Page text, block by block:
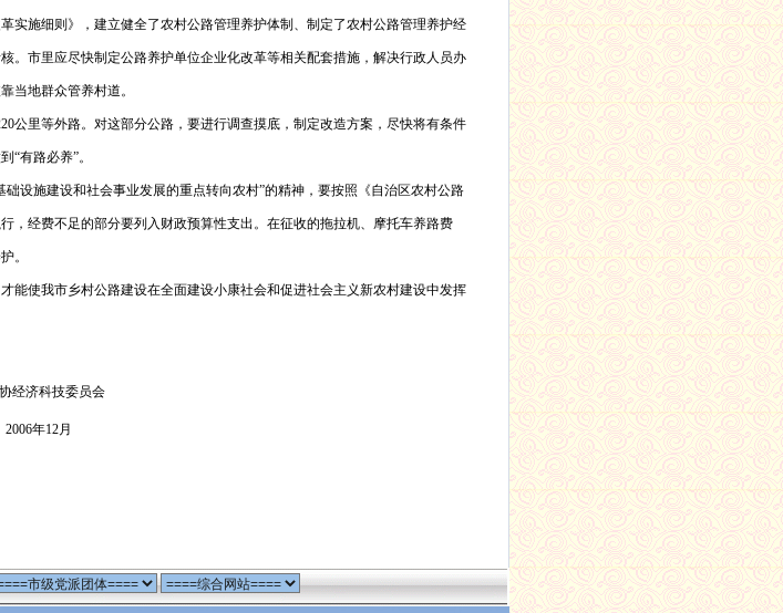
实施细则》，建立健全了农村公路管理养护体制、制定了农村公路管理养护经
。市里应尽快制定公路养护单位企业化改革等相关配套措施，解决行政人员办
当地群众管养村道。
公里等外路。对这部分公路，要进行调查摸底，制定改造方案，尽快将有条件
“有路必养”。
础设施建设和社会事业发展的重点转向农村”的精神， 要按照《自治区农村公路
，经费不足的部分要列入财政预算性支出。在征收的拖拉机、摩托车养路费
。
能使我市乡村公路建设在全面建设小康社会和促进社会主义新农村建设中发挥
经济科技委员会
2006年12月